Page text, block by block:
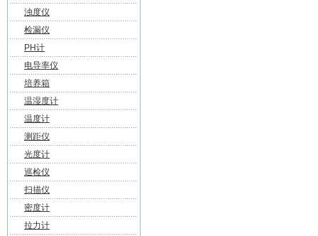
浊度仪
检漏仪
PH计
电导率仪
培养箱
温湿度计
温度计
测距仪
光度计
巡检仪
扫描仪
密度计
拉力计